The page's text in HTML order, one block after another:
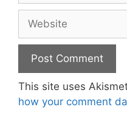
This site uses
how your comment